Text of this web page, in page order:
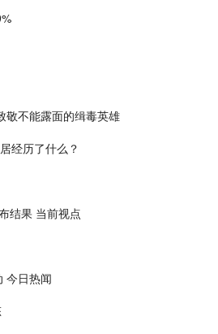
敬不能露面的缉毒英雄
经历了什么？
结果 当前视点
今日热闻